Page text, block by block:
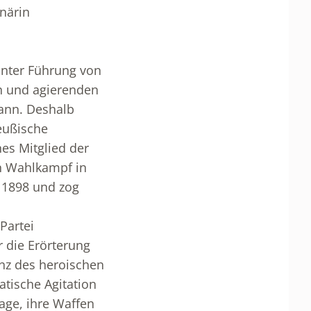
Führung von
und agierenden
Deshalb
Mitglied der
Wahlkampf in
und zog
die Erörterung
des heroischen
Agitation
ihre Waffen